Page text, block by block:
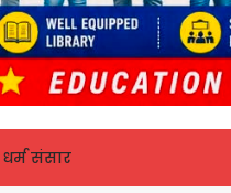
धर्म संसार